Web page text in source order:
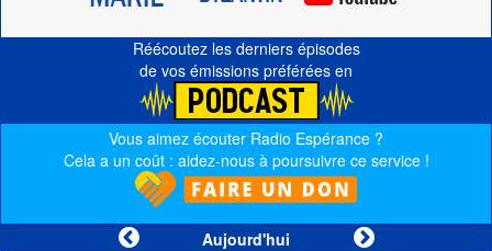
Réécoutez les derniers épisodes
de vos émissions préférées en
Vous aimez écouter Radio Espérance ?
Cela a un coût : aidez-nous à poursuivre ce service !
Aujourd'hui